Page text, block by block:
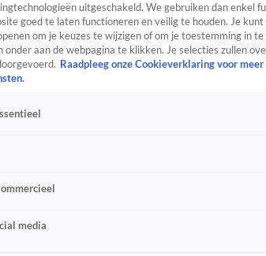
uitgeschakeld. We gebruiken dan enkel
goed te laten functioneren en veilig te houden. Je
om je keuzes te wijzigen of om je toestemming in
onder aan de webpagina te klikken. Je selecties zullen
Raadpleeg onze Cookieverklaring voor
media